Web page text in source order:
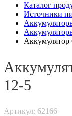
Каталог
Источники
12-5
Артикул: 62166